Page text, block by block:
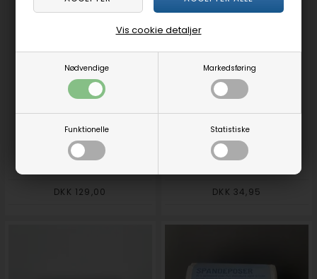
Nødvendige Markedsføring
Funktionelle Statistiske
Vis cookie detaljer
PROVO 4X LED skabslampe
med auto-tænd
DKK 129,00
WC skurestick med håndtag
DKK 34,95